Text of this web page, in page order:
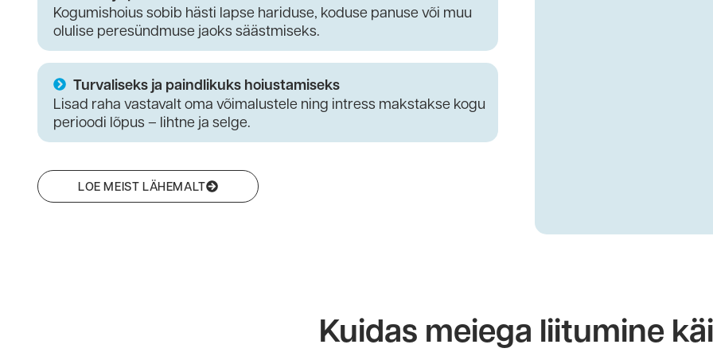
Kogumishoius sobib hästi lapse hariduse, koduse panuse või muu
olulise peresündmuse jaoks säästmiseks.
Turvaliseks ja paindlikuks hoiustamiseks
Lisad raha vastavalt oma võimalustele ning intress makstakse kogu
perioodi lõpus – lihtne ja selge.
LOE MEIST LÄHEMALT
Kuidas meiega liitumine